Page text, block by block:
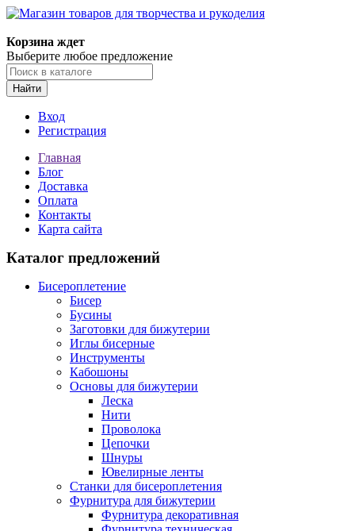
Корзина ждет
Выберите любое предложение
Найти
Вход
Регистрация
Главная
Блог
Доставка
Оплата
Контакты
Карта сайта
Каталог предложений
Бисероплетение
Бисер
Бусины
Заготовки для бижутерии
Иглы бисерные
Инструменты
Кабошоны
Основы для бижутерии
Леска
Нити
Проволока
Цепочки
Шнуры
Ювелирные ленты
Станки для бисероплетения
Фурнитура для бижутерии
Фурнитура декоративная